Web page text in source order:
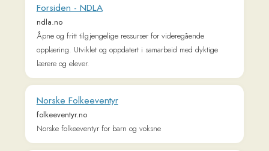
Vi er ett av norges største diskusjonsforum hvor du kan
komme med ytringer, spørsmål og erfaringer som du ønsker å
dele. Vi tar for oss ett bredt spekter av emner, blant annet
sport, data, spill, politikk, helse, produkterfaringer og mye
mer!
Norskbloggen | Lingu
norskbloggen.no
Norskbloggen er en blogg som hjelper deg lære norsk språk.
Du kan lese artikler, veiledninger, se webinarer, lære
grammatikk og laste ned ulike ressurser.